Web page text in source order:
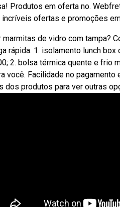
Produtos em oferta no.
ofertas e promoções
marmitas de vidro com tampa?
rápida. 1. isolamento lunch
2. bolsa térmica quente e frio
você. Facilidade no
dos produtos para ver outras